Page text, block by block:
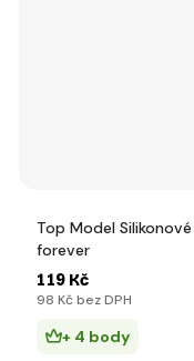
Top Model Silikonové
forever
119 Kč
98 Kč bez DPH
+ 4 body